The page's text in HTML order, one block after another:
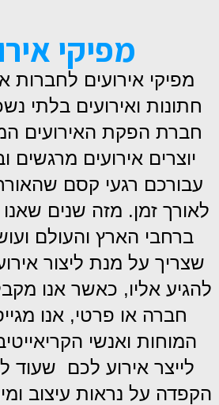
מפיקי
מפיקי אירועים לחברות
חתונות ואירועים בלתי
חברת הפקת האירועים
יוצרים אירועים מרגשים
עבורכם רגעי קסם
לאורך זמן. מזה שנים שאנו
ברחבי הארץ והעולם
שצריך על מנת ליצור
להגיע אליו, כאשר אנו
חברה או פרטי, אנו
המוחות ואנשי
לייצר אירוע לכם שעוד
הקפדה על נראות עיצוב